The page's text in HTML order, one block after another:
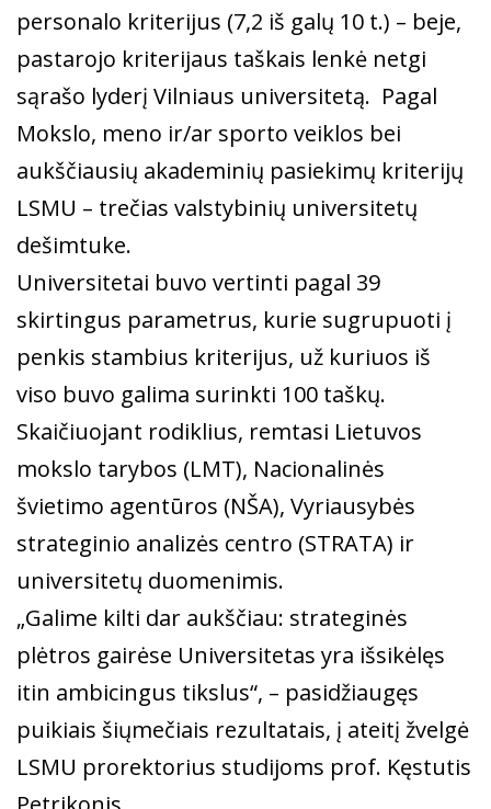
personalo kriterijus (7,2 iš galų 10 t.) – beje,
pastarojo kriterijaus taškais lenkė netgi
sąrašo lyderį Vilniaus universitetą. Pagal
Mokslo, meno ir/ar sporto veiklos bei
aukščiausių akademinių pasiekimų kriterijų
LSMU – trečias valstybinių universitetų
dešimtuke.
Universitetai buvo vertinti pagal 39
skirtingus parametrus, kurie sugrupuoti į
penkis stambius kriterijus, už kuriuos iš
viso buvo galima surinkti 100 taškų.
Skaičiuojant rodiklius, remtasi Lietuvos
mokslo tarybos (LMT), Nacionalinės
švietimo agentūros (NŠA), Vyriausybės
strateginio analizės centro (STRATA) ir
universitetų duomenimis.
„Galime kilti dar aukščiau: strateginės
plėtros gairėse Universitetas yra išsikėlęs
itin ambicingus tikslus“, – pasidžiaugęs
puikiais šiųmečiais rezultatais, į ateitį žvelgė
LSMU prorektorius studijoms prof. Kęstutis